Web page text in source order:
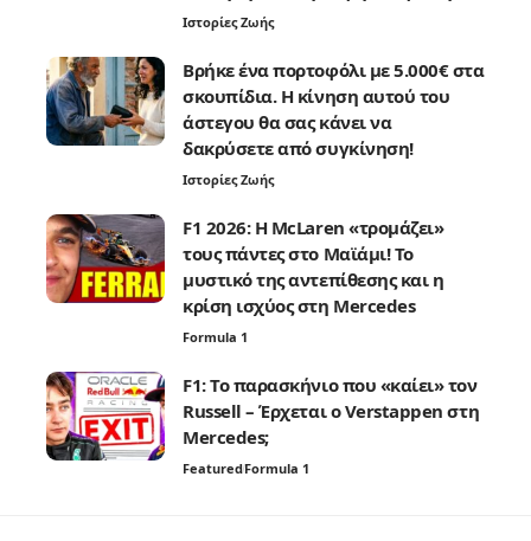
Ιστορίες Ζωής
Βρήκε ένα πορτοφόλι με 5.000€ στα
σκουπίδια. Η κίνηση αυτού του
άστεγου θα σας κάνει να
δακρύσετε από συγκίνηση!
Ιστορίες Ζωής
F1 2026: Η McLaren «τρομάζει»
τους πάντες στο Μαϊάμι! Το
μυστικό της αντεπίθεσης και η
κρίση ισχύος στη Mercedes
Formula 1
F1: Το παρασκήνιο που «καίει» τον
Russell – Έρχεται ο Verstappen στη
Mercedes;
FeaturedFormula 1